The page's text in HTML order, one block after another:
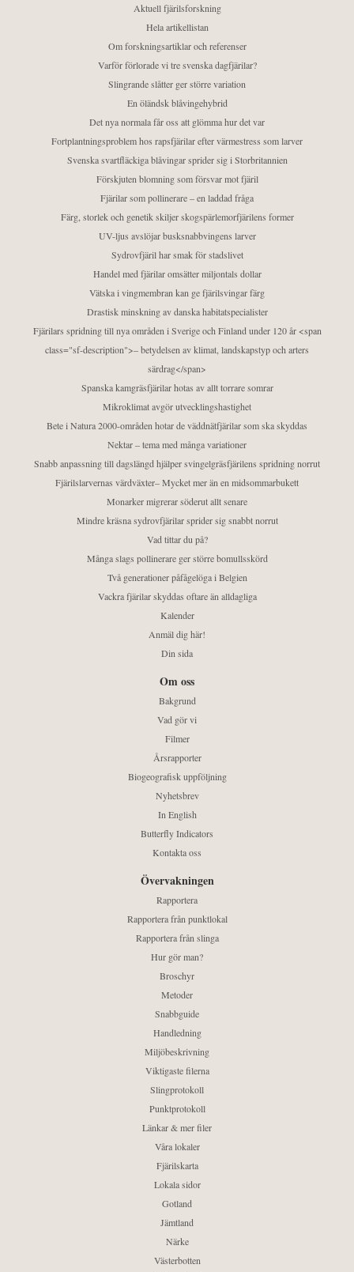
Aktuell fjärilsforskning
Hela artikellistan
Om forskningsartiklar och referenser
Varför förlorade vi tre svenska dagfjärilar?
Slingrande slåtter ger större variation
En öländsk blåvingehybrid
Det nya normala får oss att glömma hur det var
Fortplantningsproblem hos rapsfjärilar efter värmestress som larver
Svenska svartfläckiga blåvingar sprider sig i Storbritannien
Förskjuten blomning som försvar mot fjäril
Fjärilar som pollinerare – en laddad fråga
Färg, storlek och genetik skiljer skogspärlemorfjärilens former
UV-ljus avslöjar busksnabbvingens larver
Sydrovfjäril har smak för stadslivet
Handel med fjärilar omsätter miljontals dollar
Vätska i vingmembran kan ge fjärilsvingar färg
Drastisk minskning av danska habitatspecialister
Fjärilars spridning till nya områden i Sverige och Finland under 120 år <span
class="sf-description">– betydelsen av klimat, landskapstyp och arters
särdrag</span>
Spanska kamgräsfjärilar hotas av allt torrare somrar
Mikroklimat avgör utvecklingshastighet
Bete i Natura 2000-områden hotar de väddnätfjärilar som ska skyddas
Nektar – tema med många variationer
Snabb anpassning till dagslängd hjälper svingelgräsfjärilens spridning norrut
Fjärilslarvernas värdväxter– Mycket mer än en midsommarbukett
Monarker migrerar söderut allt senare
Mindre kräsna sydrovfjärilar sprider sig snabbt norrut
Vad tittar du på?
Många slags pollinerare ger större bomullsskörd
Två generationer påfågelöga i Belgien
Vackra fjärilar skyddas oftare än alldagliga
Kalender
Anmäl dig här!
Din sida
Om oss
Bakgrund
Vad gör vi
Filmer
Årsrapporter
Biogeografisk uppföljning
Nyhetsbrev
In English
Butterfly Indicators
Kontakta oss
Övervakningen
Rapportera
Rapportera från punktlokal
Rapportera från slinga
Hur gör man?
Broschyr
Metoder
Snabbguide
Handledning
Miljöbeskrivning
Viktigaste filerna
Slingprotokoll
Punktprotokoll
Länkar & mer filer
Våra lokaler
Fjärilskarta
Lokala sidor
Gotland
Jämtland
Närke
Västerbotten